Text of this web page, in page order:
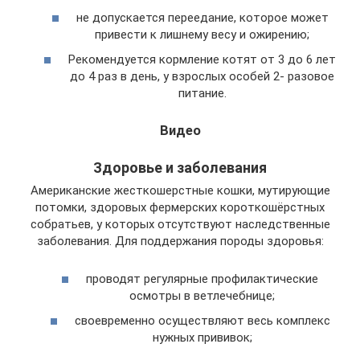
не допускается переедание, которое может
привести к лишнему весу и ожирению;
Рекомендуется кормление котят от 3 до 6 лет
до 4 раз в день, у взрослых особей 2- разовое
питание.
Видео
Здоровье и заболевания
Американские жесткошерстные кошки, мутирующие
потомки, здоровых фермерских короткошёрстных
собратьев, у которых отсутствуют наследственные
заболевания. Для поддержания породы здоровья:
проводят регулярные профилактические
осмотры в ветлечебнице;
своевременно осуществляют весь комплекс
нужных прививок;